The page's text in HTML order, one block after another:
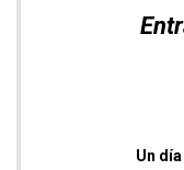
Un